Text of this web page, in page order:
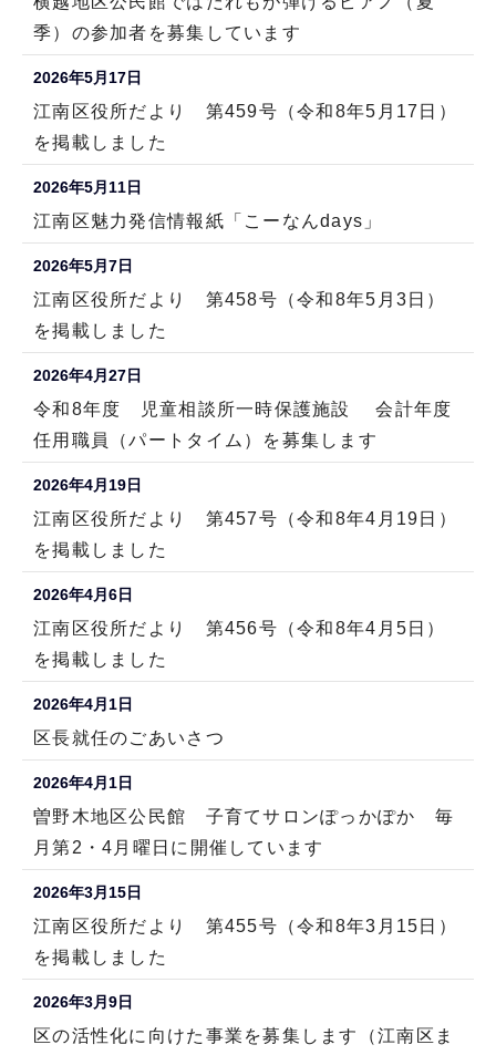
季）の参加者を募集しています
2026年5月17日
江南区役所だより 第459号（令和8年5月17日）
を掲載しました
2026年5月11日
江南区魅力発信情報紙「こーなんdays」
2026年5月7日
江南区役所だより 第458号（令和8年5月3日）
を掲載しました
2026年4月27日
令和8年度 児童相談所一時保護施設 会計年度
任用職員（パートタイム）を募集します
2026年4月19日
江南区役所だより 第457号（令和8年4月19日）
を掲載しました
2026年4月6日
江南区役所だより 第456号（令和8年4月5日）
を掲載しました
2026年4月1日
区長就任のごあいさつ
2026年4月1日
曽野木地区公民館 子育てサロンぽっかぽか 毎
月第2・4月曜日に開催しています
2026年3月15日
江南区役所だより 第455号（令和8年3月15日）
を掲載しました
2026年3月9日
区の活性化に向けた事業を募集します（江南区ま